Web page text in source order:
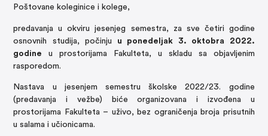
Poštovane koleginice i kolege,
predavanja u okviru jesenjeg semestra, za sve četiri godine
osnovnih studija, počinju u ponedeljak 3. oktobra 2022.
godine u prostorijama Fakulteta, u skladu sa objavljenim
rasporedom.
Nastava u jesenjem semestru školske 2022/23. godine
(predavanja i vežbe) biće organizovana i izvođena u
prostorijama Fakulteta – uživo, bez ograničenja broja prisutnih
u salama i učionicama.